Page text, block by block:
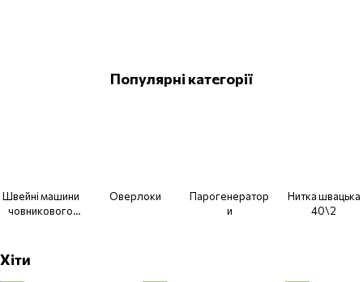
Популярні категорії
Швейні машини
човникового
Оверлоки
Парогенератор
и
Нитка швацька
40\2
Хіти